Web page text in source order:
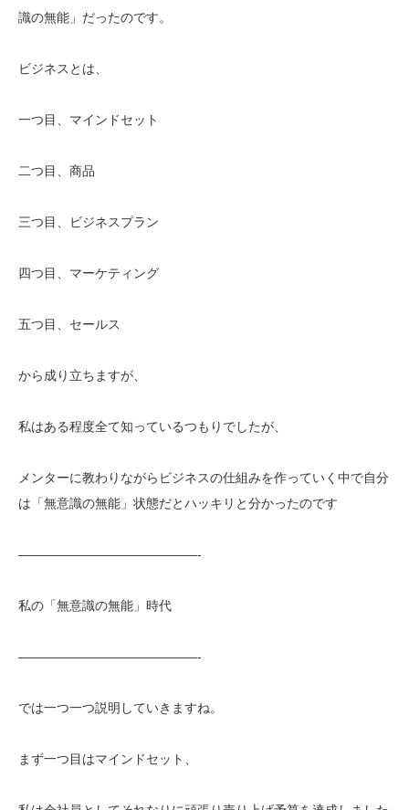
識の無能」だったのです。
ビジネスとは、
一つ目、マインドセット
二つ目、商品
三つ目、ビジネスプラン
四つ目、マーケティング
五つ目、セールス
から成り立ちますが、
私はある程度全て知っているつもりでしたが、
メンターに教わりながらビジネスの仕組みを作っていく中で自分
は「無意識の無能」状態だとハッキリと分かったのです
——————————————-
私の「無意識の無能」時代
——————————————-
では一つ一つ説明していきますね。
まず一つ目はマインドセット、